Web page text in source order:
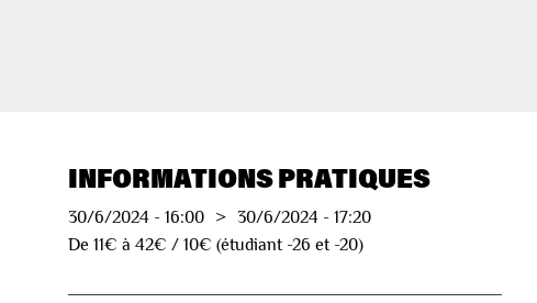
INFORMATIONS PRATIQUES
30/6/2024 -16:00 > 30/6/2024 -17:20
De 11€ à 42€ / 10€ (étudiant -26 et -20)